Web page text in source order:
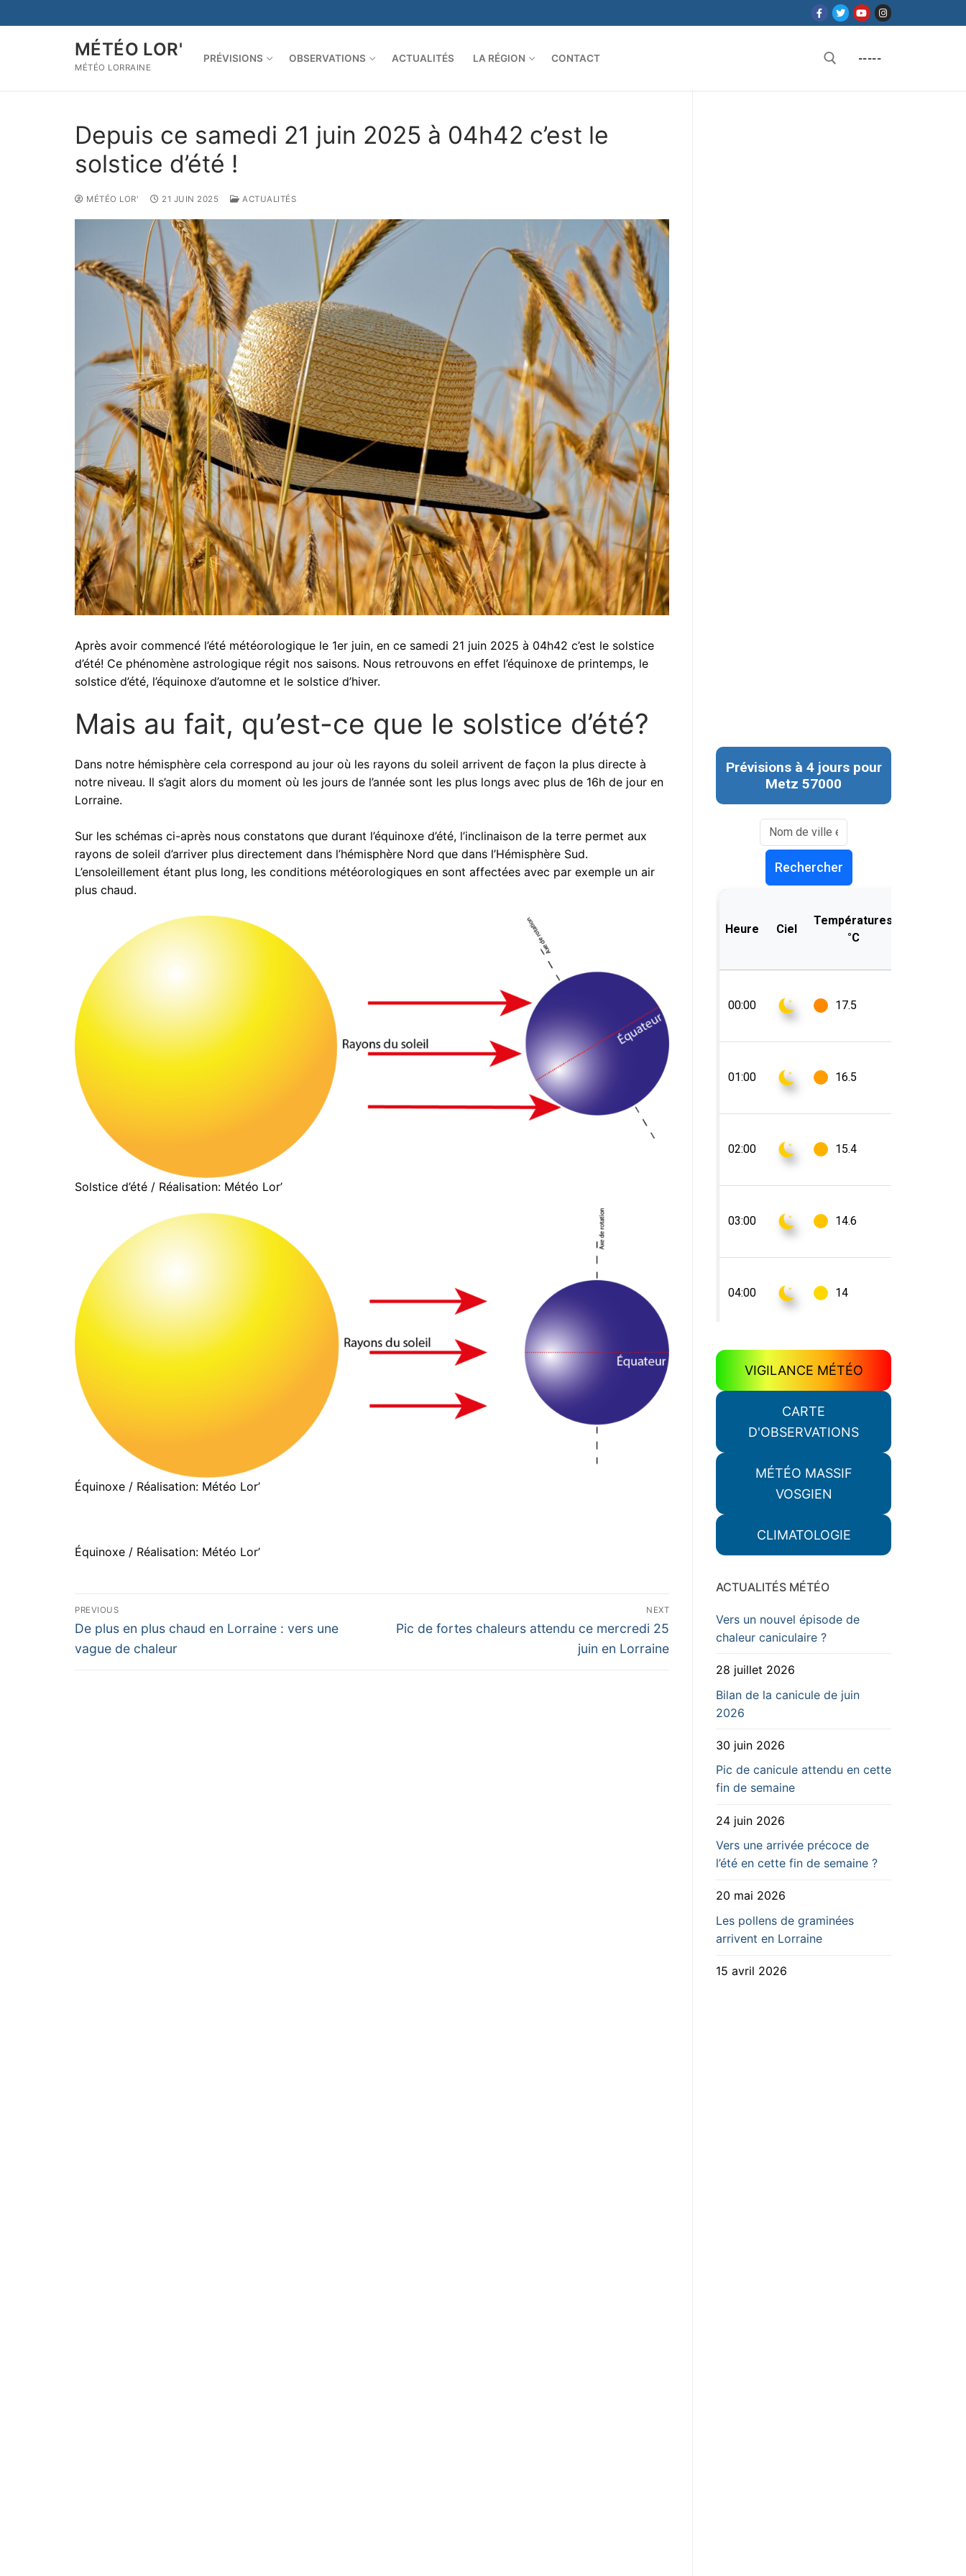
au
MÉTÉO LOR'
MÉTÉO LORRAINE
PRÉVISIONS OBSERVATIONS ACTUALITÉS LA RÉGION CONTACT -----
Depuis ce samedi 21 juin 2025 à 04h42 c’est le
solstice d’été !
MÉTÉO LOR' 21 JUIN 2025 ACTUALITÉS
Après avoir commencé l’été météorologique le 1er juin, en ce samedi 21 juin 2025 à 04h42 c’est le solstice
d’été! Ce phénomène astrologique régit nos saisons. Nous retrouvons en effet l’équinoxe de printemps, le
solstice d’été, l’équinoxe d’automne et le solstice d’hiver.
Mais au fait, qu’est-ce que le solstice d’été?
Dans notre hémisphère cela correspond au jour où les rayons du soleil arrivent de façon la plus directe à
notre niveau. Il s’agit alors du moment où les jours de l’année sont les plus longs avec plus de 16h de jour en
Lorraine.
Sur les schémas ci-après nous constatons que durant l’équinoxe d’été, l’inclinaison de la terre permet aux
rayons de soleil d’arriver plus directement dans l’hémisphère Nord que dans l’Hémisphère Sud.
L’ensoleillement étant plus long, les conditions météorologiques en sont affectées avec par exemple un air
plus chaud.
Solstice d’été / Réalisation: Météo Lor’
Équinoxe / Réalisation: Météo Lor’
Équinoxe / Réalisation: Météo Lor’
Navigation
de
l’article
PREVIOUS
Previous
post:
De plus en plus chaud en Lorraine : vers une
vague de chaleur
NEXT
Next
Pic de fortes chaleurs attendu ce mercredi 25
juin en Lorraine
VIGILANCE MÉTÉO
CARTE
D'OBSERVATIONS
MÉTÉO MASSIF
VOSGIEN
CLIMATOLOGIE
ACTUALITÉS MÉTÉO
Vers un nouvel épisode de
chaleur caniculaire ?
28 juillet 2026
Bilan de la canicule de juin
2026
30 juin 2026
Pic de canicule attendu en cette
fin de semaine
24 juin 2026
Vers une arrivée précoce de
l’été en cette fin de semaine ?
20 mai 2026
Les pollens de graminées
arrivent en Lorraine
15 avril 2026